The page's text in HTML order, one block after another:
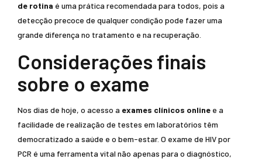
de rotina é uma prática recomendada para todos, pois a
detecção precoce de qualquer condição pode fazer uma
grande diferença no tratamento e na recuperação.
Considerações finais
sobre o exame
Nos dias de hoje, o acesso a exames clínicos online e a
facilidade de realização de testes em laboratórios têm
democratizado a saúde e o bem-estar. O exame de HIV por
PCR é uma ferramenta vital não apenas para o diagnóstico,